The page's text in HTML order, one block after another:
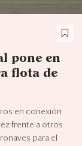
pone en
flota de
en conexión
frente a otros
para el